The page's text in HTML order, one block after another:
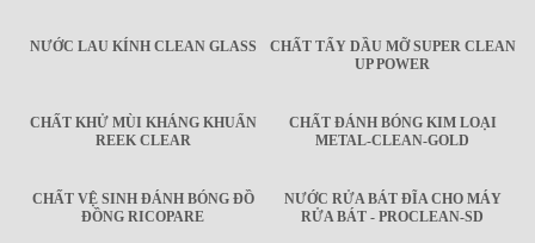
NƯỚC LAU KÍNH CLEAN GLASS
CHẤT TẨY DẦU MỠ SUPER CLEAN
UP POWER
CHẤT KHỬ MÙI KHÁNG KHUẨN
REEK CLEAR
CHẤT ĐÁNH BÓNG KIM LOẠI
METAL-CLEAN-GOLD
CHẤT VỆ SINH ĐÁNH BÓNG ĐỒ
ĐỒNG RICOPARE
NƯỚC RỬA BÁT ĐĨA CHO MÁY
RỬA BÁT - PROCLEAN-SD